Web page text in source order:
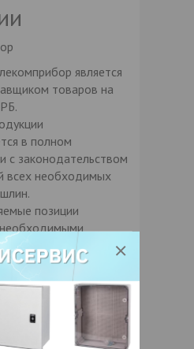
является
товаров на
в полном
с законодательством
всех необходимых
позиции
продукция
гарантийным и
обслуживанием.
имеют более
опыт поставки